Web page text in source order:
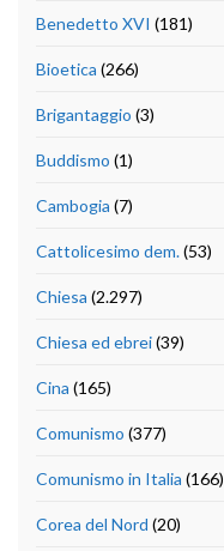
Benedetto XVI (181)
Bioetica (266)
Brigantaggio (3)
Buddismo (1)
Cambogia (7)
Cattolicesimo dem.(53)
Chiesa (2.297)
Chiesa ed ebrei(39)
Cina (165)
Comunismo (377)
Comunismo in Italia (166)
Corea del Nord (20)